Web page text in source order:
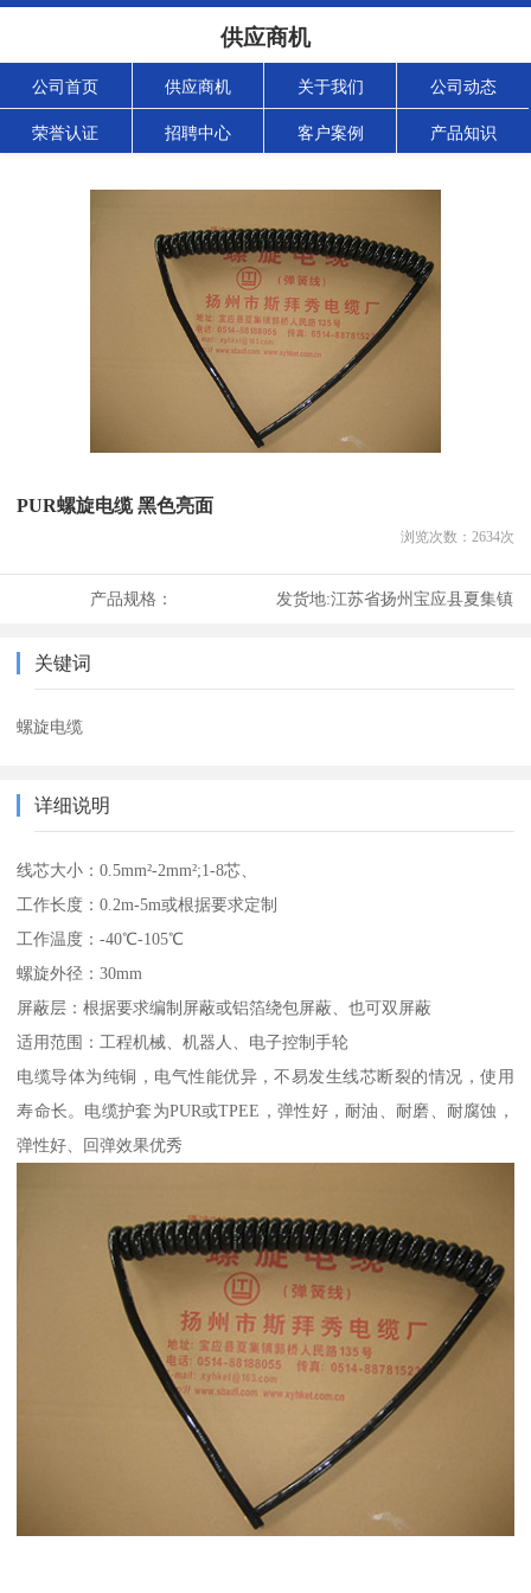
供应商机
公司首页 供应商机 关于我们 公司动态
荣誉认证 招聘中心 客户案例 产品知识
PUR螺旋电缆 黑色亮面
浏览次数： 2634次
产品规格： 发货地:江苏省扬州宝应县夏集镇
关键词
螺旋电缆
详细说明
线芯大小：0.5mm²-2mm²;1-8芯、
工作长度：0.2m-5m或根据要求定制
工作温度：-40℃-105℃
螺旋外径：30mm
屏蔽层：根据要求编制屏蔽或铝箔绕包屏蔽、也可双屏蔽
适用范围：工程机械、机器人、电子控制手轮
电缆导体为纯铜，电气性能优异，不易发生线芯断裂的情况，使用
寿命长。电缆护套为PUR或TPEE，弹性好，耐油、耐磨、耐腐蚀，
弹性好、回弹效果优秀